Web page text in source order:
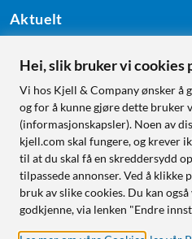
Aktuelt
Følg oss
Handle fra:
Sverige
Norge
Hei, slik bruker vi cookies
Vi hos Kjell & Company ønsker å
og for å kunne gjøre dette bruker
(informasjonskapsler). Noen av
kjell.com skal fungere, og krever
til at du skal få en skreddersydd
tilpassede annonser. Ved å klikke
bruk av slike cookies. Du kan
godkjenne, via lenken "Endre